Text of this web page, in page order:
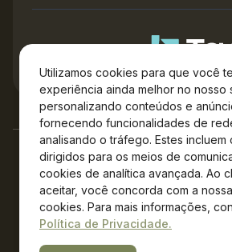
Utilizamos cookies para que você
experiência ainda melhor no nosso
personalizando conteúdos e
fornecendo funcionalidades de
analisando o tráfego. Estes incluem
dirigidos para os meios de
cookies de analítica avançada. Ao
aceitar, você concorda com a
cookies. Para mais informações,
Política de Privacidade.
Copyright © 2026 Plaza Campos